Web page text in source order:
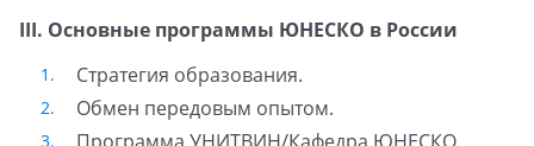
III. Основные программы ЮНЕСКО в России
Стратегия образования.
Обмен передовым опытом.